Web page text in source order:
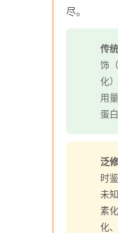
尽。
传
饰
化
用
蛋白
泛
时
未
素
化